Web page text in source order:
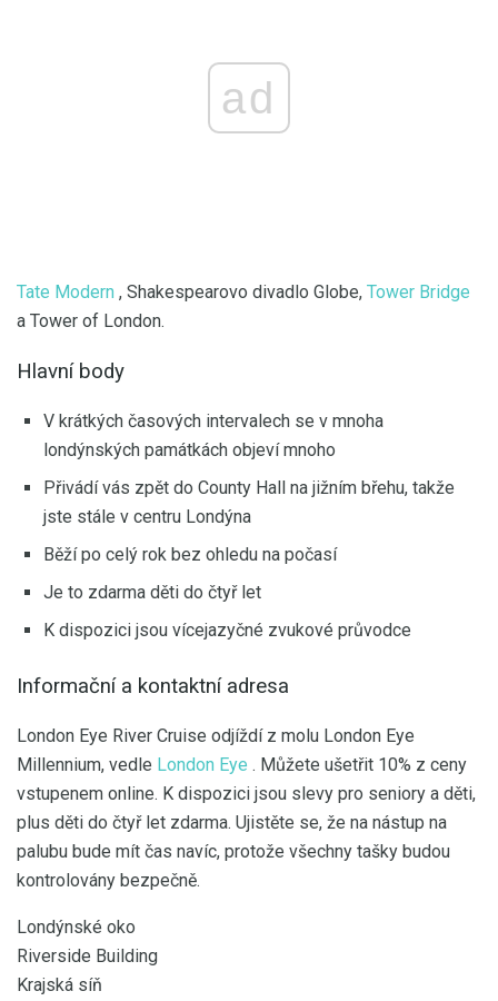
ad
Tate Modern , Shakespearovo divadlo Globe, Tower Bridge
a Tower of London.
Hlavní body
V krátkých časových intervalech se v mnoha
londýnských památkách objeví mnoho
Přivádí vás zpět do County Hall na jižním břehu, takže
jste stále v centru Londýna
Běží po celý rok bez ohledu na počasí
Je to zdarma děti do čtyř let
K dispozici jsou vícejazyčné zvukové průvodce
Informační a kontaktní adresa
London Eye River Cruise odjíždí z molu London Eye
Millennium, vedle London Eye . Můžete ušetřit 10% z ceny
vstupenem online. K dispozici jsou slevy pro seniory a děti,
plus děti do čtyř let zdarma. Ujistěte se, že na nástup na
palubu bude mít čas navíc, protože všechny tašky budou
kontrolovány bezpečně.
Londýnské oko
Riverside Building
Krajská síň